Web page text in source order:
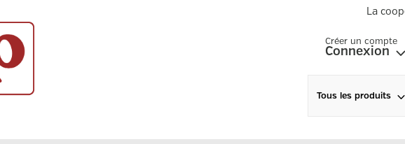
La
Créer un compte
Connexion
Tous les produits